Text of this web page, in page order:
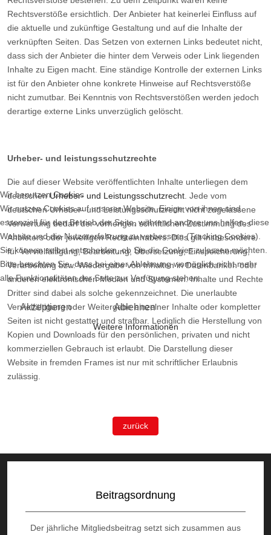
Rechtsverstöße ersichtlich. Der Anbieter hat keinerlei Einfluss auf
die aktuelle und zukünftige Gestaltung und auf die Inhalte der
verknüpften Seiten. Das Setzen von externen Links bedeutet nicht,
dass sich der Anbieter die hinter dem Verweis oder Link liegenden
Inhalte zu Eigen macht. Eine ständige Kontrolle der externen Links
ist für den Anbieter ohne konkrete Hinweise auf Rechtsverstöße
nicht zumutbar. Bei Kenntnis von Rechtsverstößen werden jedoch
derartige externe Links unverzüglich gelöscht.
Urheber- und leistungsschutzrechte
Die auf dieser Website veröffentlichten Inhalte unterliegen dem
deutschenUrheber- und Leistungsschutzrecht. Jede vom
deutschen Urheber- und Leistungsschutzrecht nicht zugelassene
Verwertung bedarf der vorherigen schriftlichen Zustimmung des
Anbieters oder jeweiligen Rechteinhabers. Dies gilt insbesondere
für Vervielfältigung, Bearbeitung, Übersetzung, Einspeicherung,
Verarbeitung bzw. Wiedergabe von Inhalten in Datenbanken oder
anderen elektronischen Medien und Systemen. Inhalte und Rechte
Dritter sind dabei als solche gekennzeichnet. Die unerlaubte
Vervielfältigung oder Weitergabe einzelner Inhalte oder kompletter
Seiten ist nicht gestattet und strafbar. Lediglich die Herstellung von
Kopien und Downloads für den persönlichen, privaten und nicht
kommerziellen Gebrauch ist erlaubt. Die Darstellung dieser
Website in fremden Frames ist nur mit schriftlicher Erlaubnis
zulässig.
zurück
Beitragsordnung
Der jährliche Mitgliedsbeitrag setzt sich zusammen aus
Wir benutzen Cookies
Wir nutzen Cookies auf unserer Website. Einige von ihnen sind
essenziell für den Betrieb der Seite, während andere uns helfen, diese
Website und die Nutzererfahrung zu verbessern (Tracking Cookies).
Sie können selbst entscheiden, ob Sie die Cookies zulassen möchten.
Bitte beachten Sie, dass bei einer Ablehnung womöglich nicht mehr
alle Funktionalitäten der Seite zur Verfügung stehen.
Akzeptieren Ablehnen
Weitere Informationen